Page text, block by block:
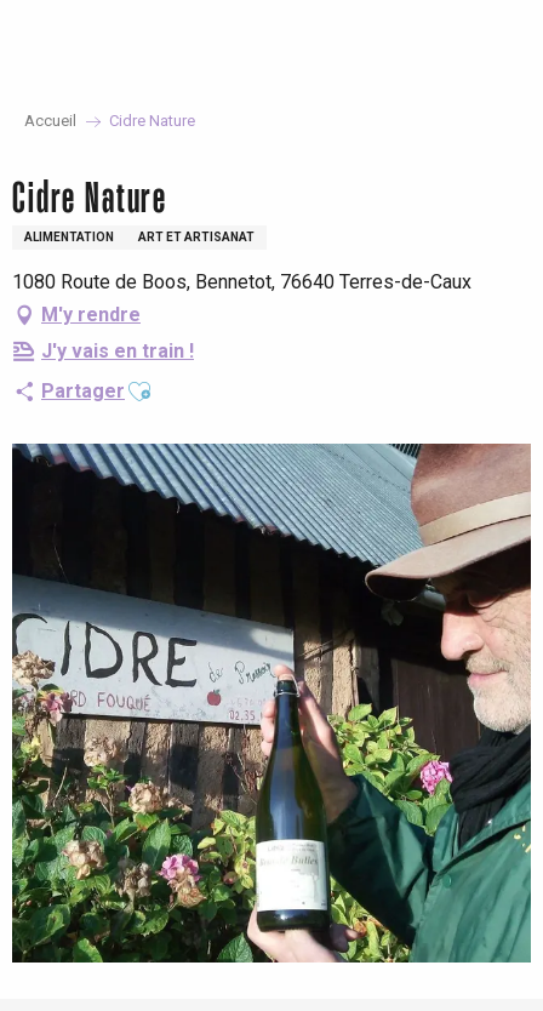
Accueil Cidre Nature
Cidre Nature
ALIMENTATION ART ET ARTISANAT
1080 Route de Boos, Bennetot, 76640 Terres-de-Caux
M'y rendre
J'y vais en train !
Partager Ajouter aux favoris